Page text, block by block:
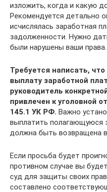
изложить, когда и какую
Рекомендуется детально
исчислялась заработная
задолженности. Нужно
были нарушены ваши права.
Требуется написать,
выплату заработной
руководитель
привлечен к уголовной
145.1 УК РФ. Важно
выплатить полагающуюся
должна быть возвращена
Если просьба будет
противном случае вы
суд для защиты своих
составлено